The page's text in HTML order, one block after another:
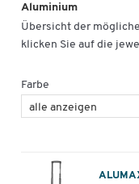
Aluminium
Übersicht der
klicken Sie auf die
Farbe